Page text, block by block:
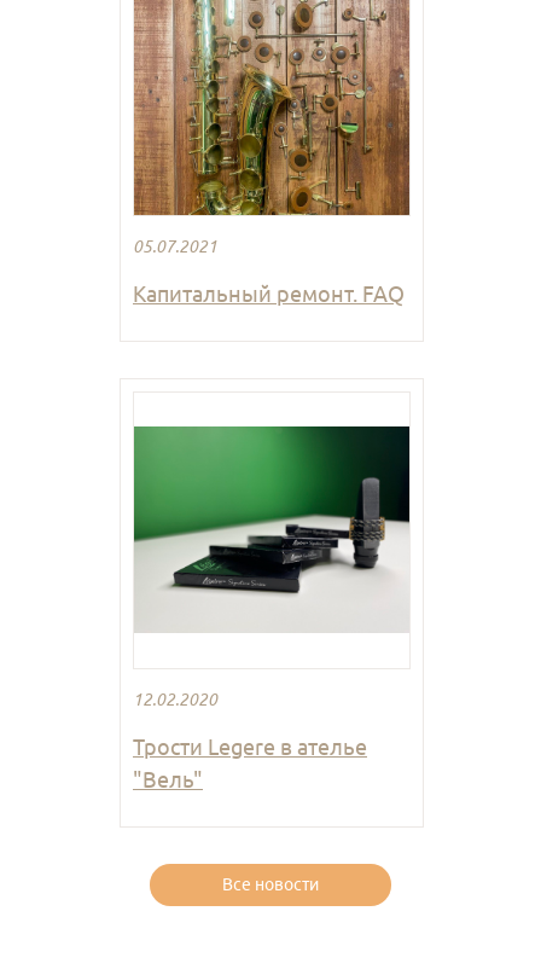
05.07.2021
Капитальный ремонт. FAQ
12.02.2020
Трости Legere в ателье
"Вель"
Все новости